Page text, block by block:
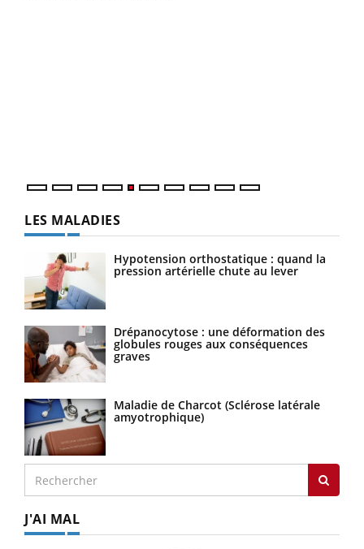
LES MALADIES
Hypotension orthostatique : quand la
pression artérielle chute au lever
Drépanocytose : une déformation des
globules rouges aux conséquences
graves
Maladie de Charcot (Sclérose latérale
amyotrophique)
J'AI MAL